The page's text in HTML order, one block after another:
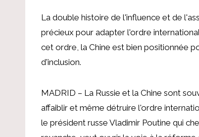
La double histoire de l'influence et de
précieux pour adapter l'ordre
cet ordre, la Chine est bien positionnée
d'inclusion.
MADRID – La Russie et la Chine sont
affaiblir et même détruire l'ordre
le président russe Vladimir Poutine qui